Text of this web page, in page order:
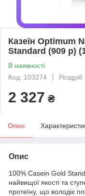
Казеїн Optimum
Standard (909 р)
В наявності
Код: 103274
Роздріб
2 327 ₴
Опис
Опис
100% Casein Gold
найвищої якості та
протеїну, що володіє